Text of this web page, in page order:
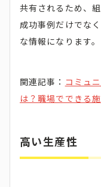
共有されるため、
成功事例だけでな
な情報になります。
関連記事： コミュ
は？職場でできる
高い生産性